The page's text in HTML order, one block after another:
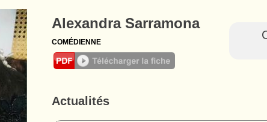
Alexandra Sarramona
COMÉDIENNE
Actualités